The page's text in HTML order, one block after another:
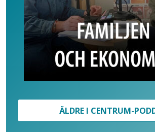
ÄLDRE I CENTRUM-